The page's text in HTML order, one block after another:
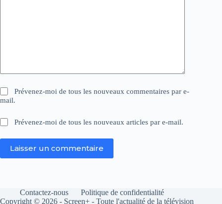
Prévenez-moi de tous les nouveaux commentaires par e-
mail.
Prévenez-moi de tous les nouveaux articles par e-mail.
Laisser un commentaire
Contactez-nous
Politique de confidentialité
Copyright © 2026 - Screen+ - Toute l'actualité de la télévision